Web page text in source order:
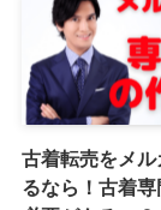
古着転売をメ
るなら！古着